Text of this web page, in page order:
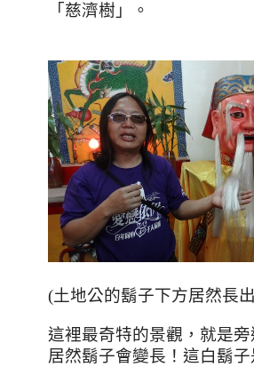
「慈濟樹」。
(土地公的鬍子下方居然長
這裡最奇特的景觀，就是
居然鬍子會變長！這白鬍